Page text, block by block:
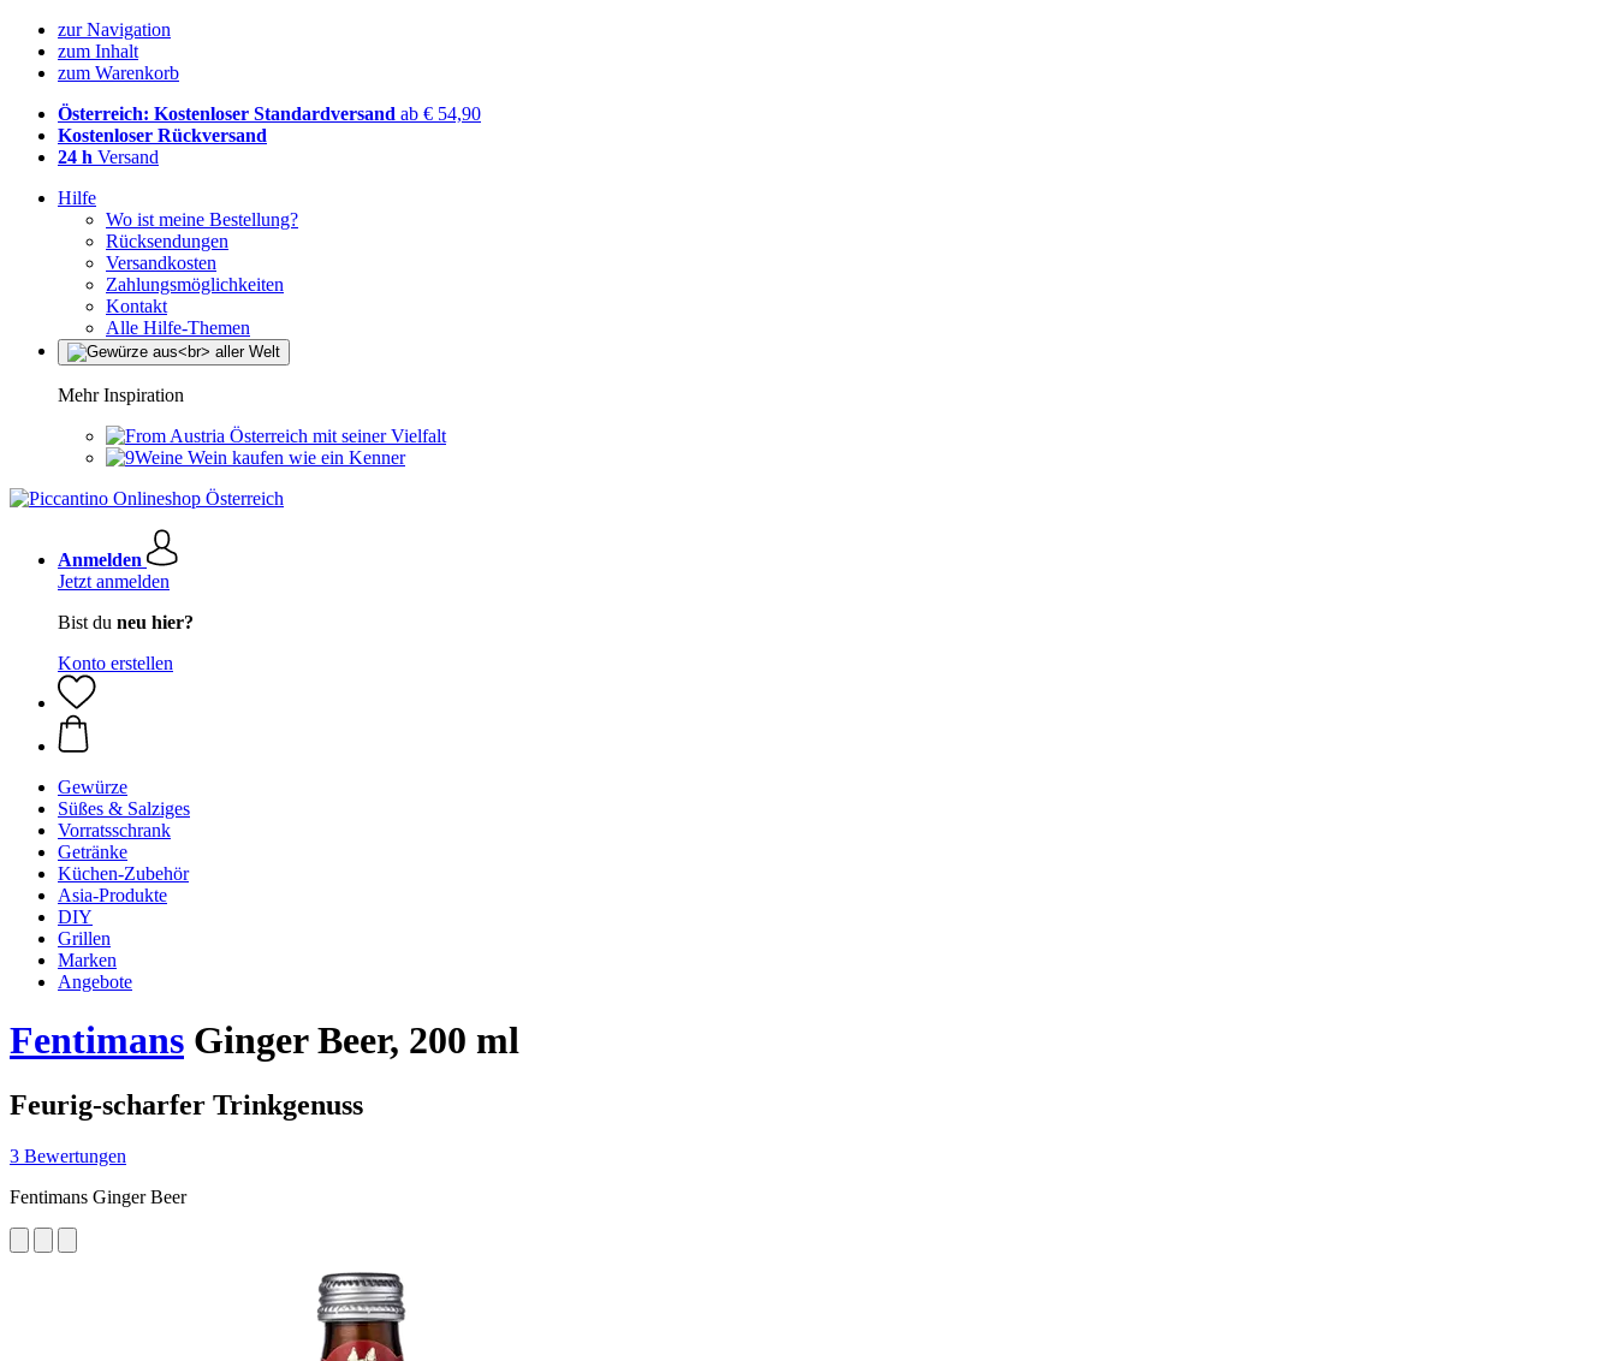
zur Navigation
zum Inhalt
zum Warenkorb
Österreich: Kostenloser Standardversand ab € 54,90
Kostenloser Rückversand
24 h Versand
Hilfe
Wo ist meine Bestellung?
Rücksendungen
Versandkosten
Zahlungsmöglichkeiten
Kontakt
Alle Hilfe-Themen
Mehr Inspiration
Österreich mit seiner Vielfalt
Wein kaufen wie ein Kenner
Anmelden
Jetzt anmelden
Bist du neu hier?
Konto erstellen
Gewürze
Süßes & Salziges
Vorratsschrank
Getränke
Küchen-Zubehör
Asia-Produkte
DIY
Grillen
Marken
Angebote
Fentimans Ginger Beer, 200 ml
Feurig-scharfer Trinkgenuss
3 Bewertungen
Fentimans Ginger Beer